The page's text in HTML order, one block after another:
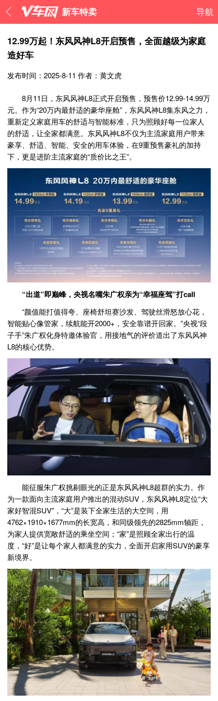
新车特卖 导航
12.99万起！东风风神L8开启预售，全面越级为家庭
造好车
发布时间：2025-8-11 作者：黄文虎
8月11日，东风风神L8正式开启预售，预售价12.99-14.99万
元。作为“20万内最舒适的豪华座舱”，东风风神L8集东风之力，
重新定义家庭用车的舒适与智能标准，只为照顾好每一位家人
的舒适，让全家都满意。东风风神L8不仅为主流家庭用户带来
豪享、舒适、智能、安全的用车体验，在9重预售豪礼的加持
下，更是进阶主流家庭的“质价比之王”。
“出道”即巅峰，央视名嘴朱广权亲为“幸福座驾”打call
“颜值能打值得夸、座椅舒坦赛沙发、驾驶丝滑怒放心花，
智能贴心像管家，续航能开2000+，安全靠谱开回家。”央视“段
子手”朱广权化身特邀体验官，用接地气的评价道出了东风风神
L8的核心优势。
能征服朱广权挑剔眼光的正是东风风神L8超群的实力。作
为一款面向主流家庭用户推出的混动SUV，东风风神L8定位“大
家好智混SUV”，“大”是装下全家生活的大空间，用
4762×1910×1677mm的长宽高，和同级领先的2825mm轴距，
为家人提供宽敞舒适的乘坐空间；“家”是照顾全家出行的温
度，“好”是让每个家人都满意的实力，全面开启家用SUV的豪享
新境界。